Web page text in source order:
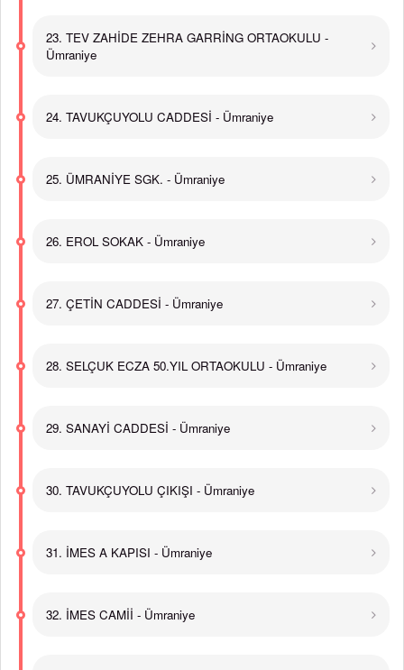
23. TEV ZAHİDE ZEHRA GARRİNG ORTAOKULU -
Ümraniye
24. TAVUKÇUYOLU CADDESİ - Ümraniye
25. ÜMRANİYE SGK. - Ümraniye
26. EROL SOKAK - Ümraniye
27. ÇETİN CADDESİ - Ümraniye
28. SELÇUK ECZA 50.YIL ORTAOKULU - Ümraniye
29. SANAYİ CADDESİ - Ümraniye
30. TAVUKÇUYOLU ÇIKIŞI - Ümraniye
31. İMES A KAPISI - Ümraniye
32. İMES CAMİİ - Ümraniye